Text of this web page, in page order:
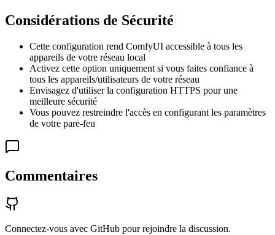
Considérations de Sécurité
Cette configuration rend ComfyUI accessible à tous les
appareils de votre réseau local
Activez cette option uniquement si vous faites confiance à
tous les appareils/utilisateurs de votre réseau
Envisagez d'utiliser la configuration HTTPS pour une
meilleure sécurité
Vous pouvez restreindre l'accès en configurant les paramètres
de votre pare-feu
Commentaires
Connectez-vous avec GitHub pour rejoindre la discussion.